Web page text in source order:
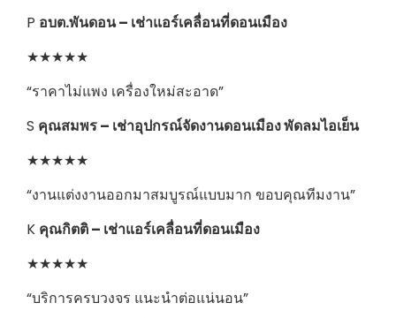
P อบต.พันดอน – เช่าแอร์เคลื่อนที่ดอนเมือง
★★★★★
“ราคาไม่แพง เครื่องใหม่สะอาด”
S คุณสมพร – เช่าอุปกรณ์จัดงานดอนเมือง พัดลมไอเย็น
★★★★★
“งานแต่งงานออกมาสมบูรณ์แบบมาก ขอบคุณทีมงาน”
K คุณกิตติ – เช่าแอร์เคลื่อนที่ดอนเมือง
★★★★★
“บริการครบวงจร แนะนำต่อแน่นอน”